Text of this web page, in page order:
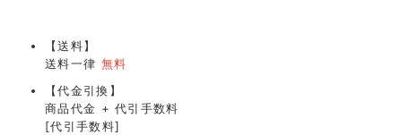
【送料】
送料一律 無料
【代金引換】
商品代金 + 代引手数料
[代引手数料]